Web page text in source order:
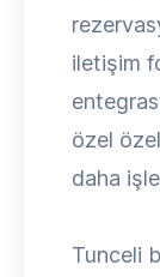
iletişim
özel
daha
Tunceli